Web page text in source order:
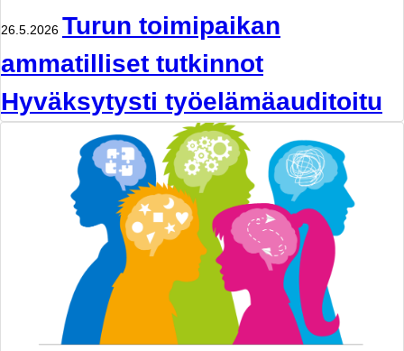
26.5.2026 Turun toimipaikan
ammatilliset tutkinnot
Hyväksytysti työelämäauditoitu